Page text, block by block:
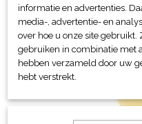
informatie en advertenties.
media-, advertentie- en
over hoe u onze site
gebruiken in combinatie met
hebben verzameld door uw
hebt verstrekt.